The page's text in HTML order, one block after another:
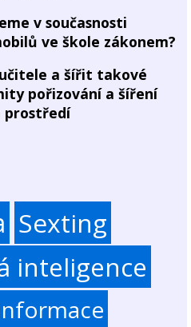
v současnosti
ve škole zákonem?
a šířit takové
pořizování a šíření
prostředí
Sexting
inteligence